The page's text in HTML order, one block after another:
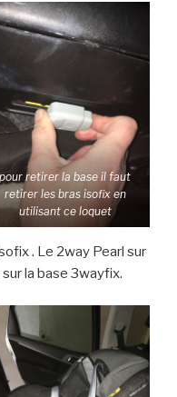
pour retirer la base il faut
retirer les bras isofix en
utilisant ce loquet
. Le 2way Pearl sur
la base 3wayfix.